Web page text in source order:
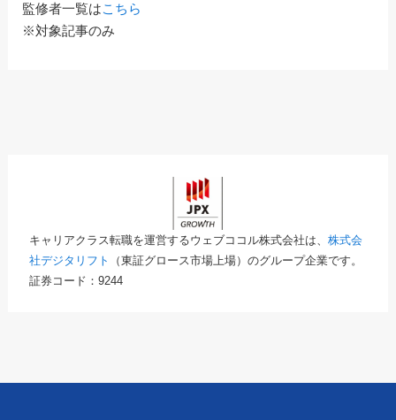
監修者一覧はこちら
※対象記事のみ
キャリアクラス転職を運営するウェブココル株式会社は、株式会
社デジタリフト
（東証グロース市場上場）のグループ企業です。
証券コード：9244